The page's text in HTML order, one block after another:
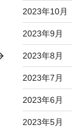
2023年10月
2023年9月
2023年8月
2023年7月
2023年6月
2023年5月